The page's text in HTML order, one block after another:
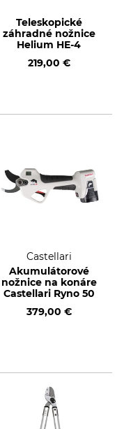
Teleskopické
záhradné nožnice
Helium HE-4
219,00 €
Castellari
Akumulátorové
nožnice na konáre
Castellari Ryno 50
379,00 €